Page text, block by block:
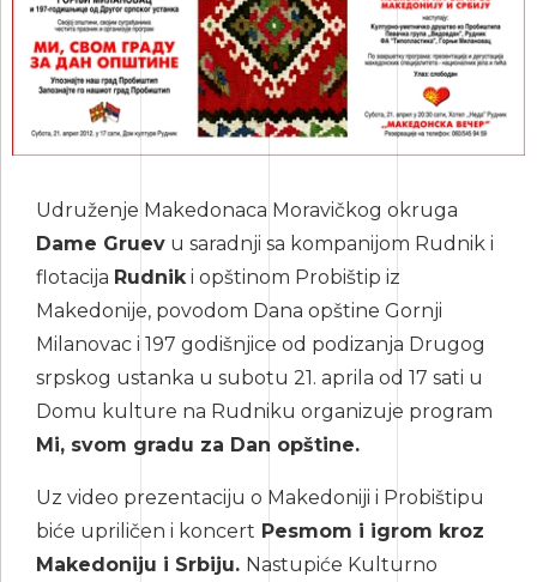
Udruženje Makedonaca Moravičkog okruga
Dame Gruev u saradnji sa kompanijom Rudnik i
flotacija Rudnik i opštinom Probištip iz
Makedonije, povodom Dana opštine Gornji
Milanovac i 197 godišnjice od podizanja Drugog
srpskog ustanka u subotu 21. aprila od 17 sati u
Domu kulture na Rudniku organizuje program
Mi, svom gradu za Dan opštine.
Uz video prezentaciju o Makedoniji i Probištipu
biće upriličen i koncert Pesmom i igrom kroz
Makedoniju i Srbiju. Nastupiće Kulturno